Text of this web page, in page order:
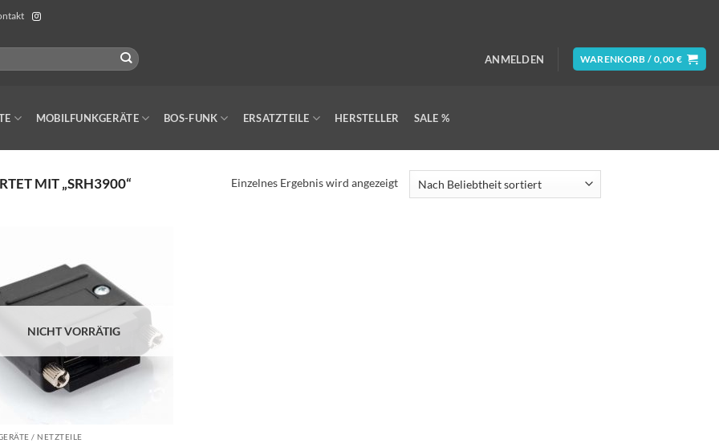
ANMELDEN WARENKORB / 0,00 €
MOBILFUNKGERÄTE BOS-FUNK ERSATZTEILE HERSTELLER SALE %
MIT „SRH3900“ Einzelnes Ergebnis wird angezeigt
NICHT VORRÄTIG
/ NETZTEILE